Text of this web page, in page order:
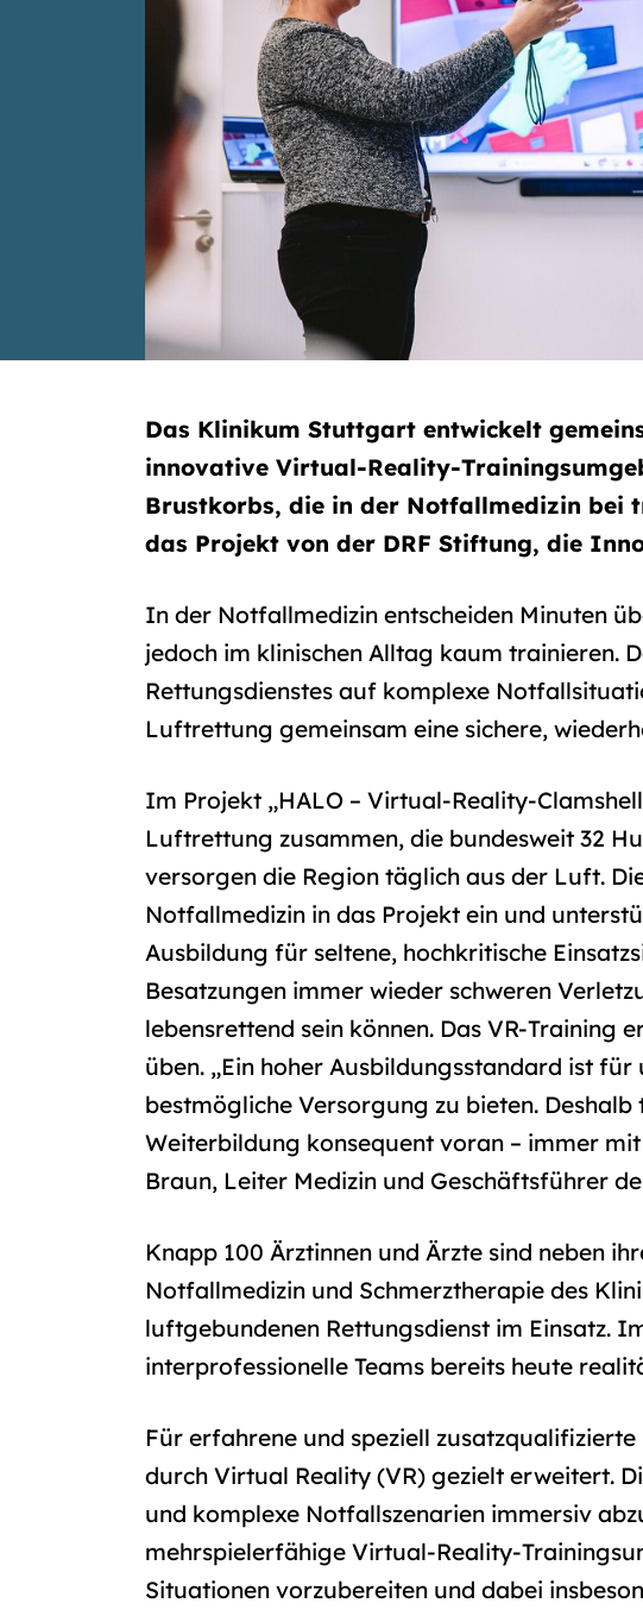
Das Klinikum Stuttgart entwickelt
innovative Virtual-Reality-
Brustkorbs, die in der Notfallmedizin bei
das Projekt von der DRF Stiftung, die
In der Notfallmedizin entscheiden Minuten
jedoch im klinischen Alltag kaum trainieren.
Rettungsdienstes auf komplexe
Luftrettung gemeinsam eine sichere,
Im Projekt „HALO – Virtual-Reality-
Luftrettung zusammen, die bundesweit 32
versorgen die Region täglich aus der Luft.
Notfallmedizin in das Projekt ein und
Ausbildung für seltene, hochkritische
Besatzungen immer wieder schweren
lebensrettend sein können. Das VR-
üben. „Ein hoher Ausbildungsstandard ist
bestmögliche Versorgung zu bieten.
Weiterbildung konsequent voran – immer
Braun, Leiter Medizin und Geschäftsführer
Knapp 100 Ärztinnen und Ärzte sind neben
Notfallmedizin und Schmerztherapie des
luftgebundenen Rettungsdienst im Einsatz.
interprofessionelle Teams bereits heute
Für erfahrene und speziell
durch Virtual Reality (VR) gezielt erweitert.
und komplexe Notfallszenarien immersiv
mehrspielerfähige Virtual-Reality-
Situationen vorzubereiten und dabei